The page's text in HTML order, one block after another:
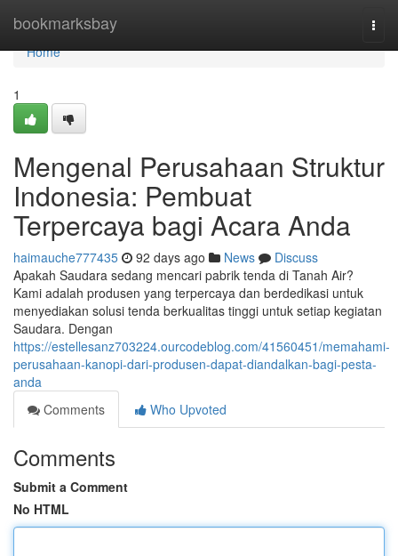
bookmarksbay
Home
Home
1
Mengenal Perusahaan Struktur
Indonesia: Pembuat
Terpercaya bagi Acara Anda
haimauche777435 92 days ago News
Discuss
Apakah Saudara sedang mencari pabrik tenda di Tanah Air?
Kami adalah produsen yang terpercaya dan berdedikasi untuk
menyediakan solusi tenda berkualitas tinggi untuk setiap kegiatan
Saudara. Dengan
https://estellesanz703224.ourcodeblog.com/41560451/memahami-
perusahaan-kanopi-dari-produsen-dapat-diandalkan-bagi-pesta-
anda
Comments
Who Upvoted
Comments
Submit a Comment
No HTML